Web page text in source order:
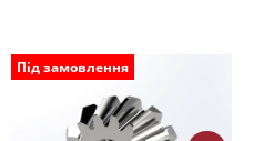
Під замовлення